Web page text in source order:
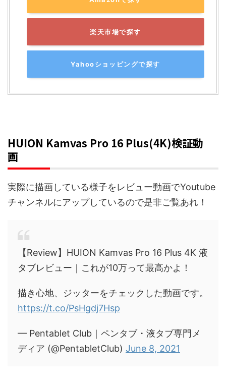
楽天市場で探す
Yahooショッピングで探す
HUION Kamvas Pro 16 Plus(4K)検証動
画
実際に描画している様子をレビュー動画でYoutube
チャンネルにアップしているので是非ご覧あれ！
【Review】HUION Kamvas Pro 16 Plus 4K 液
タブレビュー｜これが10万って最高かよ！
描き心地、ジッターをチェックした動画です。
https://t.co/PsHgdj7Hsp
— Pentablet Club｜ペンタブ・液タブ専門メ
ディア (@PentabletClub) June 8, 2021